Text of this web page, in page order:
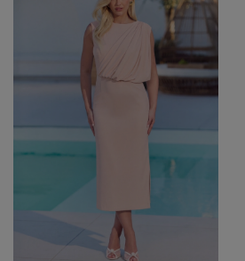
Beliebte Kategorien
NEUHEITEN ZUR HOCHZEIT
TAUFE
ALLTAG
VALENTINSTAG
ABSCHLUSSBALL